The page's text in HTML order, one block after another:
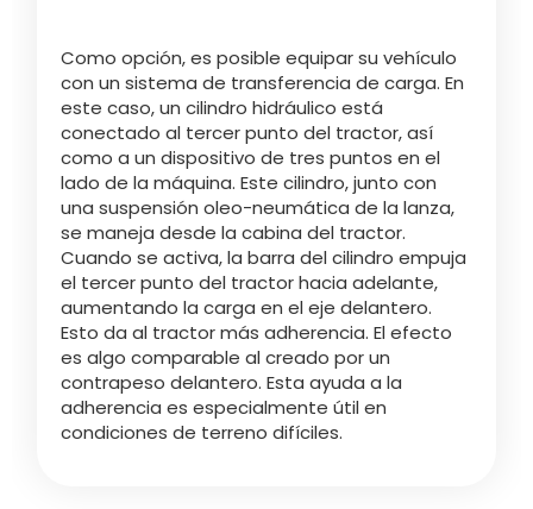
CONTACTO
MyJOSKIN
Română
Suomi
Magyar
Български
Eesti keel
Como opción, es posible equipar su vehículo
con un sistema de transferencia de carga. En
este caso, un cilindro hidráulico está
conectado al tercer punto del tractor, así
como a un dispositivo de tres puntos en el
lado de la máquina. Este cilindro, junto con
una suspensión oleo-neumática de la lanza,
se maneja desde la cabina del tractor.
Cuando se activa, la barra del cilindro empuja
el tercer punto del tractor hacia adelante,
aumentando la carga en el eje delantero.
Esto da al tractor más adherencia. El efecto
es algo comparable al creado por un
contrapeso delantero. Esta ayuda a la
adherencia es especialmente útil en
condiciones de terreno difíciles.